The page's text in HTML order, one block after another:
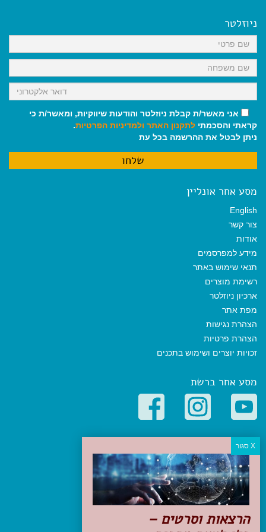
k
p
m
ניוזלטר
אני מאשר/ת קבלת ניוזלטר והודעות שיווקיות, ומאשר/ת כי
קראתי והסכמתי לתקנון האתר ולמדיניות הפרטיות.
ניתן לבטל את ההרשמה בכל עת
מסע אחר אונליין
English
צור קשר
אודות
מידע למפרסמים
תנאי שימוש באתר
רשימת מוצרים
ארכיון ניוזלטר
מפת אתר
הצהרת נגישות
הצהרת פרטיות
זכויות יוצרים ושימוש בתכנים
מסע אחר ברשת
קטגוריות פופולריות
יעדים
טיולים בישראל
מלונות בוטיק בישראל
טיפים והמלצות
הכנות לנסיעה
הרצאות וסרטים –